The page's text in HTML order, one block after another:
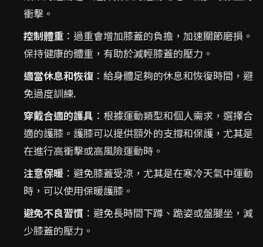
衝擊。
控制體重 ：過重會增加膝蓋的負擔，加速關節磨損。
保持健康的體重，有助於減輕膝蓋的壓力。
適當休息和恢復 ：給身體足夠的休息和恢復時間，避
免過度訓練.
穿戴合適的護具 ：根據運動類型和個人需求，選擇合
適的護膝。護膝可以提供額外的支撐和保護，尤其是
在進行高衝擊或高風險運動時。
注意保暖 ：避免膝蓋受涼，尤其是在寒冷天氣中運動
時，可以使用保暖護膝。
避免不良習慣 ：避免長時間下蹲、跪姿或盤腿坐，減
少膝蓋的壓力。